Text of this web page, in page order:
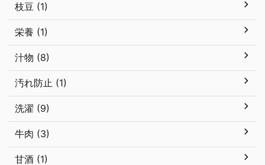
枝豆 (1)
栄養 (1)
汁物 (8)
汚れ防止 (1)
洗濯 (9)
牛肉 (3)
甘酒 (1)